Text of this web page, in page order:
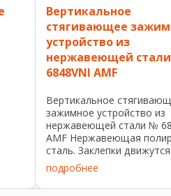
Вертикальное
стягивающее
устройство из
нержавеющей
6848VNI AMF
Вертикальное
зажимное устройство из
нержавеющей стали №
AMF Нержавеющая
сталь. Заклепки
смазанных опорных
Эргономичная,
ручка с большим
подробнее